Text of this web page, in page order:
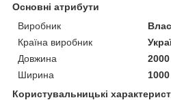
Основні атрибути
Виробник
Країна виробник
Довжина
Ширина
Користувальницькі